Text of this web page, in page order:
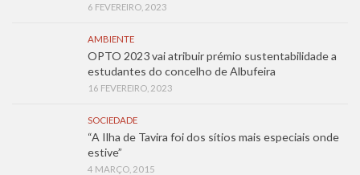
6 FEVEREIRO, 2023
AMBIENTE
OPTO 2023 vai atribuir prémio sustentabilidade a
estudantes do concelho de Albufeira
16 FEVEREIRO, 2023
SOCIEDADE
“A Ilha de Tavira foi dos sítios mais especiais onde
estive”
4 MARÇO, 2015